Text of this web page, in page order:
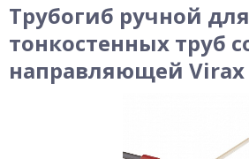
Трубогиб ручной для
тонкостенных труб
направляющей Virax